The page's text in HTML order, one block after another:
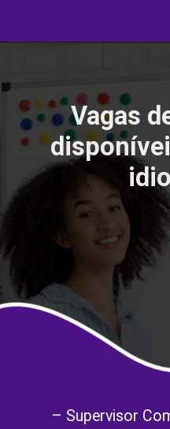
– Supervisor
Vagas